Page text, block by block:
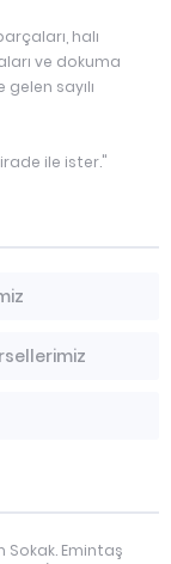
halı
ve dokuma
sayılı
ile ister."
Sokak. Emintaş